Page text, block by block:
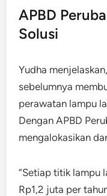
APBD
Solusi
Yudha
sebelumnya
perawatan lampu
Dengan APBD
mengalokasikan
“Setiap titik lampu
Rp1,2 juta per